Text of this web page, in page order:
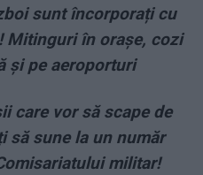
sunt încorporați cu
Mitinguri în orașe, cozi
și pe aeroporturi
care vor să scape de
să sune la un număr
militar!